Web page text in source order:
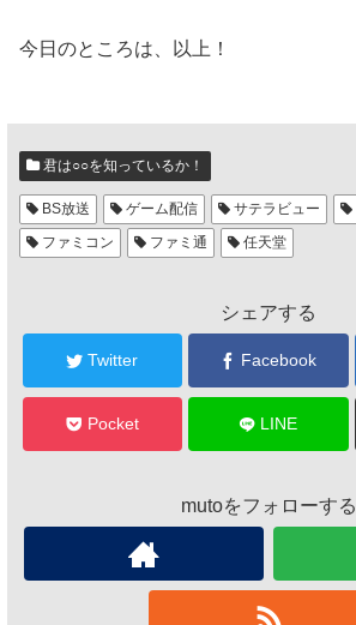
今日のところは、以上！
君は○○を知っているか！
BS放送 ゲーム配信 サテラビュー
ファミコン
ファミ通 任天堂
シェアする
Twitter Facebook
Pocket LINE
mutoをフォローする